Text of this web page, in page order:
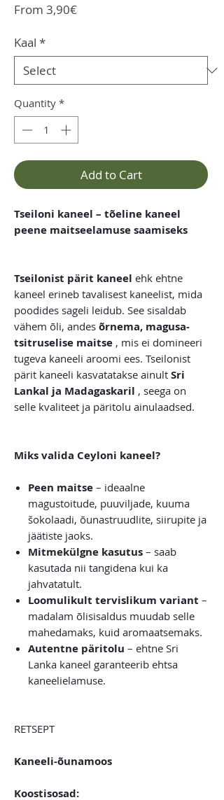
From 3,90€Sale
Kaal *
Quantity *
Add to Cart
Tseiloni kaneel – tõeline kaneel
peene maitseelamuse saamiseks
Tseilonist pärit kaneel ehk ehtne
kaneel erineb tavalisest kaneelist, mida
poodides sageli leidub. See sisaldab
vähem õli, andes õrnema, magusa-
tsitruselise maitse , mis ei domineeri
tugeva kaneeli aroomi ees. Tseilonist
pärit kaneeli kasvatatakse ainult Sri
Lankal ja Madagaskaril , seega on
selle kvaliteet ja päritolu ainulaadsed.
Miks valida Ceyloni kaneel?
Peen maitse – ideaalne
magustoitude, puuviljade, kuuma
šokolaadi, õunastruudlite, siirupite ja
jäätiste jaoks.
Mitmekülgne kasutus – saab
kasutada nii tangidena kui ka
jahvatatult.
Loomulikult tervislikum variant –
madalam õlisisaldus muudab selle
mahedamaks, kuid aromaatsemaks.
Autentne päritolu – ehtne Sri
Lanka kaneel garanteerib ehtsa
kaneelielamuse.
RETSEPT
Kaneeli-õunamoos
Koostisosad: